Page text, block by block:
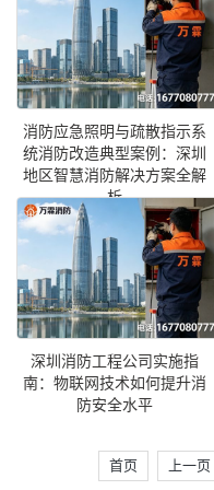
消防应急照明与疏散指示系
统消防改造典型案例：深圳
地区智慧消防解决方案全解
析
深圳消防工程公司实施指
南：物联网技术如何提升消
防安全水平
首页 上一页